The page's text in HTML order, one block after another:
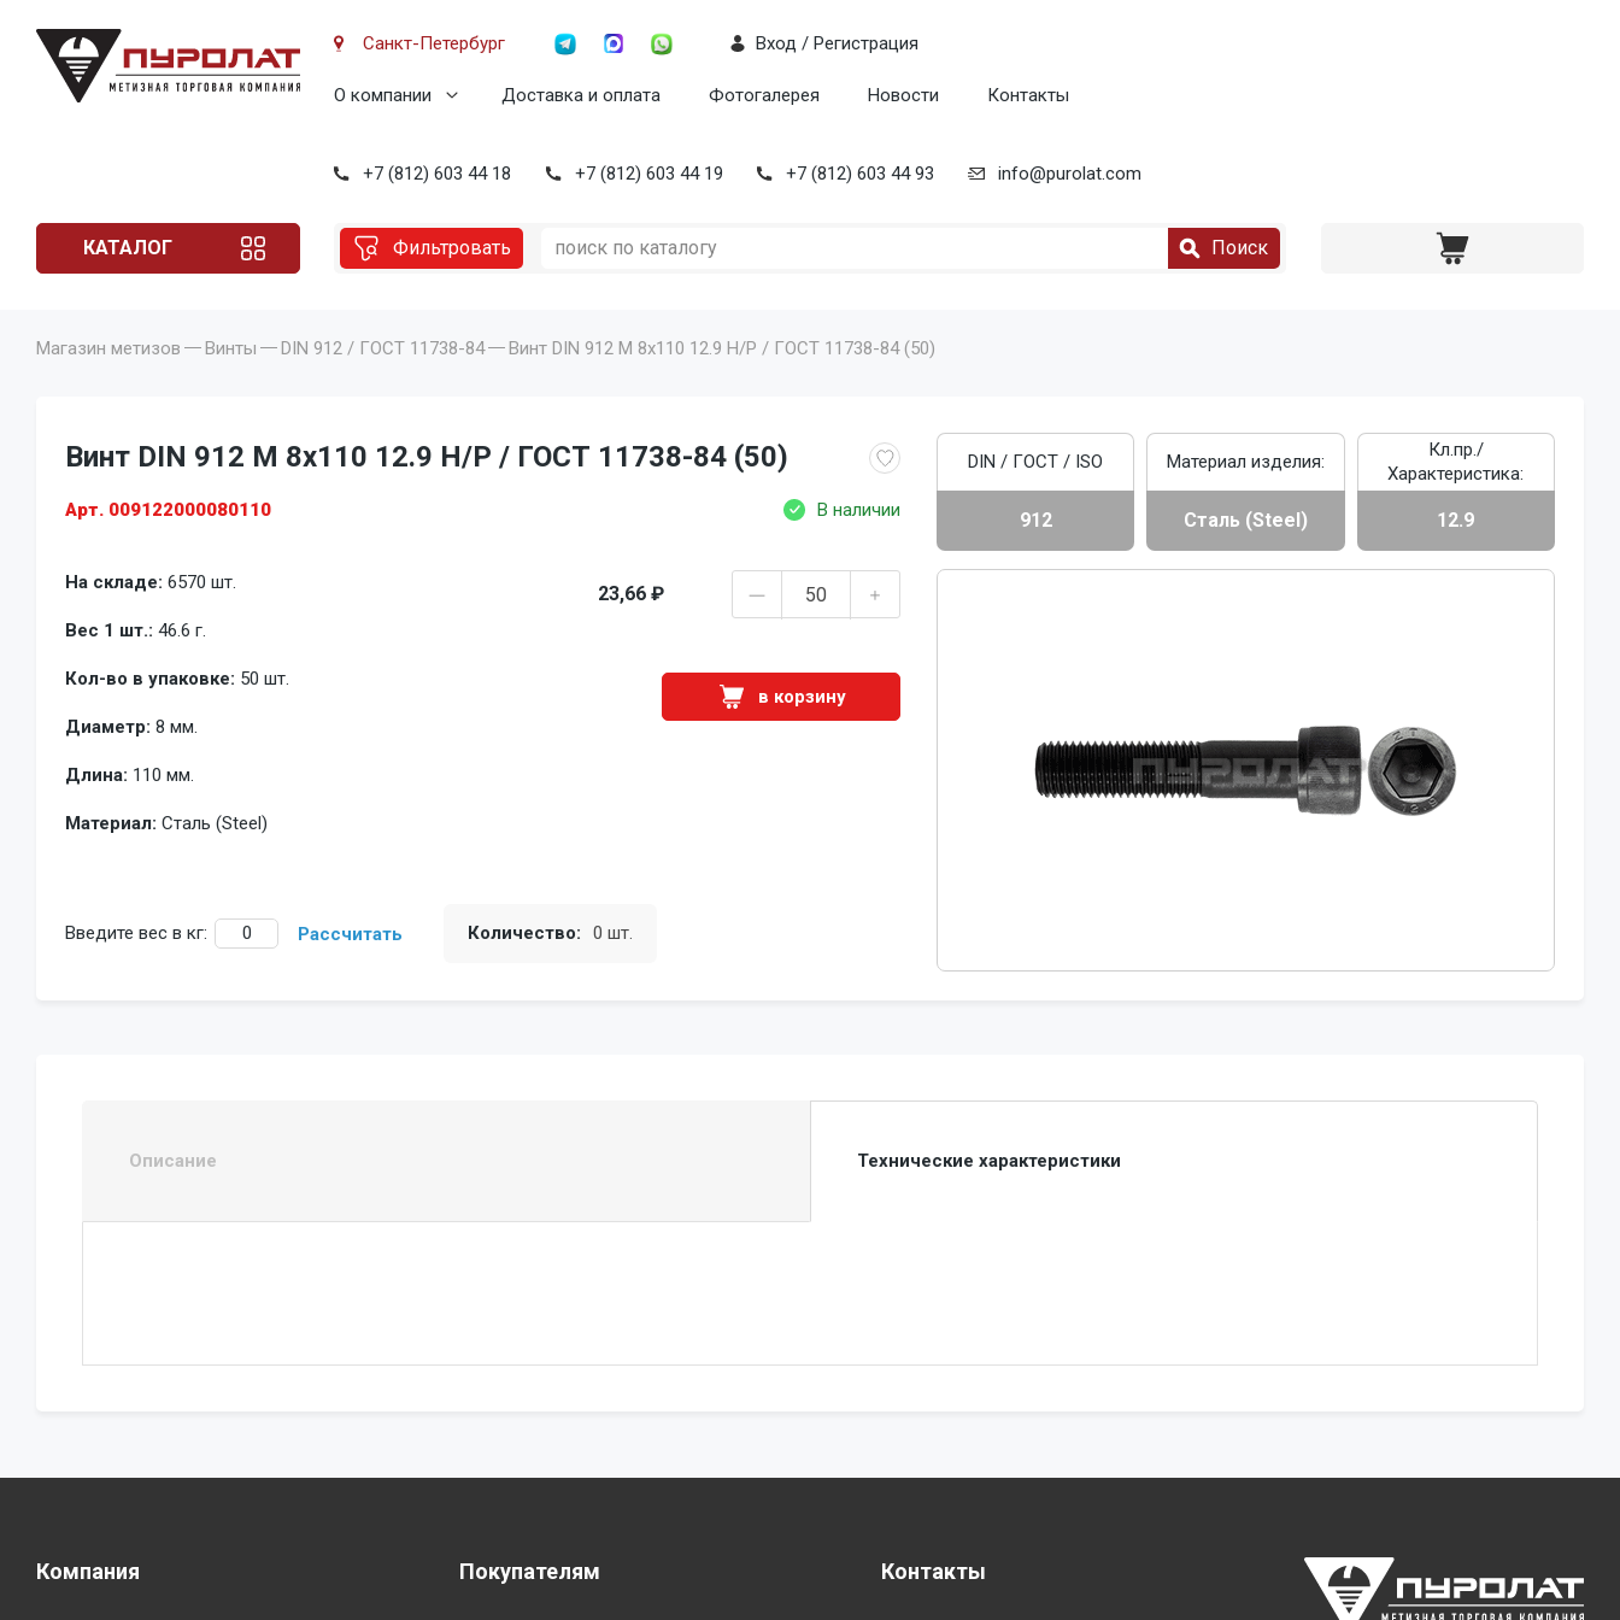
Санкт-Петербург
О компании Доставка и оплата Фотогалерея Новости Контакты
Вход / Регистрация
+7 (812) 603 44 18 +7 (812) 603 44 19 +7 (812) 603 44 93 info@purolat.com
КАТАЛОГ Фильтровать Поиск
Магазин метизов Винты DIN 912 / ГОСТ 11738-84 Винт DIN 912 M 8x110 12.9 Н/Р / ГОСТ 11738-84 (50)
Винт DIN 912 M 8x110 12.9 Н/Р / ГОСТ 11738-84 (50)
Арт. 009122000080110 В наличии
На складе: 6570 шт.
Вес 1 шт.: 46.6 г.
Кол-во в упаковке: 50 шт.
Диаметр: 8 мм.
Длина: 110 мм.
Материал: Сталь (Steel)
23,66 ₽
в корзину
Введите вес в кг: Рассчитать Количество: 0 шт.
DIN / ГОСТ / ISO
912
Материал изделия:
Сталь (Steel)
Кл.пр./
Характеристика:
12.9
Описание Технические характеристики
Компания Покупателям Контакты